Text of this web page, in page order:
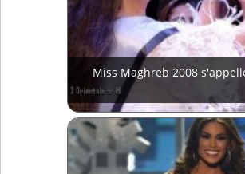
Miss Maghreb 2008